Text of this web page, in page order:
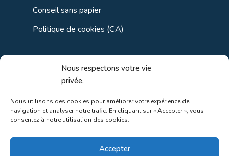
Nous respectons votre vie
privée.
Nous utilisons des cookies pour améliorer votre expérience de
navigation et analyser notre trafic. En cliquant sur « Accepter », vous
consentez à notre utilisation des cookies.
Accepter
Conseil sans papier
Politique de cookies (CA)
Liens utiles
Liens régionaux
Liens gouvernements
Liens touristiques